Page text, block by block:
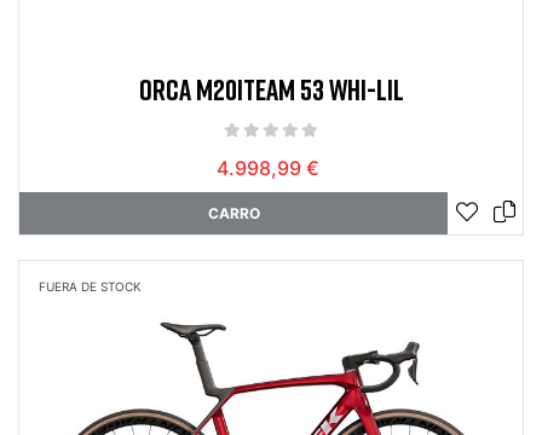
ORCA M20ITEAM 53 WHI-LIL
4.998,99 €
CARRO
FUERA DE STOCK